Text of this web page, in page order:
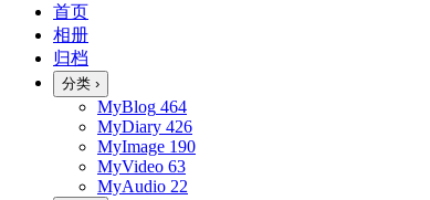
首页
相册
归档
分类 ›
MyBlog 464
MyDiary 426
MyImage 190
MyVideo 63
MyAudio 22